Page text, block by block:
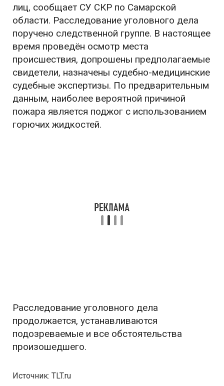
лиц, сообщает СУ СКР по Самарской
области. Расследование уголовного дела
поручено следственной группе. В настоящее
время проведён осмотр места
происшествия, допрошены предполагаемые
свидетели, назначены судебно-медицинские
судебные экспертизы. По предварительным
данным, наиболее вероятной причиной
пожара является поджог с использованием
горючих жидкостей.
Расследование уголовного дела
продолжается, устанавливаются
подозреваемые и все обстоятельства
произошедшего.
Источник: TLT.ru